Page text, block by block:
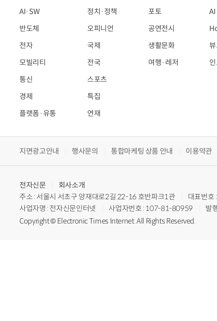
AI·SW
반도체
전자
모빌리티
통신
경제
플랫폼·유통
정치·정책
오피니언
국제
전국
스포츠
특집
연재
포토
공연전시
생활문화
여행·레저
지면광고안내 행사문의 통합마케팅 상품 안내 이용약관
전자신문
회사소개
주소 : 서울시 서초구 양재대로2길 22-16 호반파크1관
대표번
사업자명 : 전자신문인터넷
사업자번호 : 107-81-80959
발
Copyright © Electronic Times Internet. All Rights Reserved.